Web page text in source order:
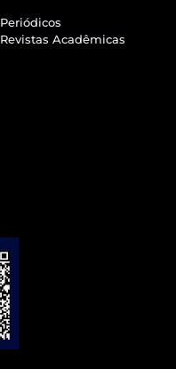
Periódicos
Revistas Acadêmicas